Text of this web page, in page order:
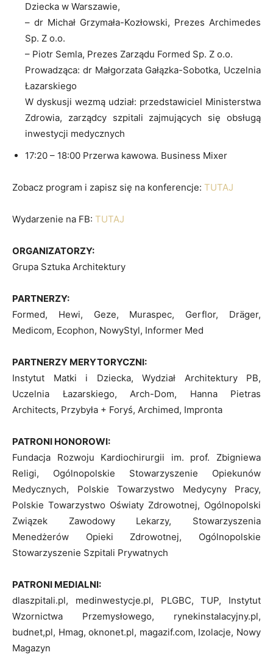
Dziecka w Warszawie,
– dr Michał Grzymała-Kozłowski, Prezes Archimedes
Sp. Z o.o.
– Piotr Semla, Prezes Zarządu Formed Sp. Z o.o.
Prowadząca: dr Małgorzata Gałązka-Sobotka, Uczelnia
Łazarskiego
W dyskusji wezmą udział: przedstawiciel Ministerstwa
Zdrowia, zarządcy szpitali zajmujących się obsługą
inwestycji medycznych
17:20 – 18:00 Przerwa kawowa. Business Mixer
Zobacz program i zapisz się na konferencje: TUTAJ
Wydarzenie na FB: TUTAJ
ORGANIZATORZY:
Grupa Sztuka Architektury
PARTNERZY:
Formed, Hewi, Geze, Muraspec, Gerflor, Dräger,
Medicom, Ecophon, NowyStyl, Informer Med
PARTNERZY MERYTORYCZNI:
Instytut Matki i Dziecka, Wydział Architektury PB,
Uczelnia Łazarskiego, Arch-Dom, Hanna Pietras
Architects, Przybyła + Foryś, Archimed, Impronta
PATRONI HONOROWI:
Fundacja Rozwoju Kardiochirurgii im. prof. Zbigniewa
Religi, Ogólnopolskie Stowarzyszenie Opiekunów
Medycznych, Polskie Towarzystwo Medycyny Pracy,
Polskie Towarzystwo Oświaty Zdrowotnej, Ogólnopolski
Związek Zawodowy Lekarzy, Stowarzyszenia
Menedżerów Opieki Zdrowotnej, Ogólnopolskie
Stowarzyszenie Szpitali Prywatnych
PATRONI MEDIALNI:
dlaszpitali.pl, medinwestycje.pl, PLGBC, TUP, Instytut
Wzornictwa Przemysłowego, rynekinstalacyjny.pl,
budnet,pl, Hmag, oknonet.pl, magazif.com, Izolacje, Nowy
Magazyn